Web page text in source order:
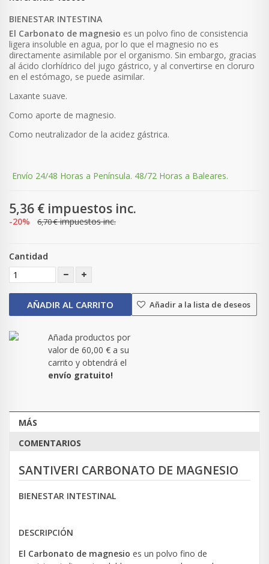
BIENESTAR INTESTINA
El Carbonato de magnesio es un polvo fino de consistencia
ligera insoluble en agua, por lo que el magnesio no es
directamente asimilable por el organismo. Sin embargo, gracias
al ácido clorhídrico del jugo gástrico, y al convertirse en cloruro
en el estómago, se puede asimilar.
Laxante suave.
Como aporte de magnesio.
Como neutralizador de la acidez gástrica.
Envío 24/48 Horas a Península. 48/72 Horas a Baleares.
5,36 € impuestos inc.
-20% 6,70 €impuestos inc.
Cantidad
AÑADIR AL CARRITO Añadir a la lista de deseos
Añada productos por
valor de 60,00 € a su
carrito y obtendrá el
envío gratuito!
MÁS
COMENTARIOS
SANTIVERI CARBONATO DE MAGNESIO
BIENESTAR INTESTINAL
DESCRIPCIÓN
El Carbonato de magnesio es un polvo fino de